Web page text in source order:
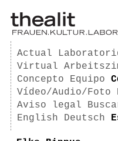
Actual
Virtual
Concepto
Equipo
Vídeo/Audio/Foto
Aviso legal
English
Deutsch